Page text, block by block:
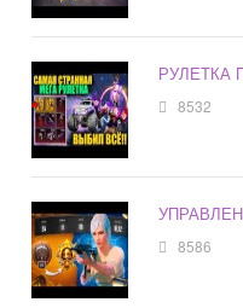
РУЛЕТКА
8532
8586